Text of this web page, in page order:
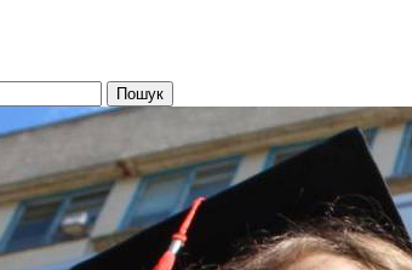
Пошук